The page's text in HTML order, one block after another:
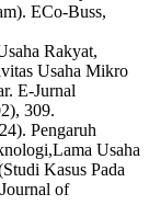
ECo-Buss,
Rakyat,
Usaha Mikro
E-Jurnal
309.
Pengaruh
Usaha
Kasus Pada
of